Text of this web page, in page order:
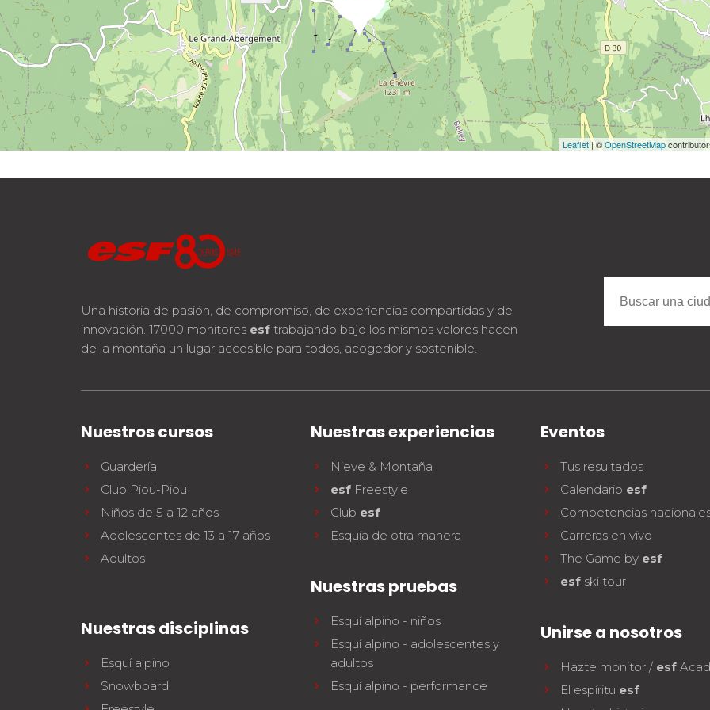
Leaflet| ©OpenStreetMap
Una historia de pasión, de compromiso, de experiencias compartidas y de
innovación. 17000 monitores esf trabajando bajo los mismos valores hacen
de la montaña un lugar accesible para todos, acogedor y sostenible.
Nuestros cursos
Guardería
Club Piou-Piou
Niños de 5 a 12 años
Adolescentes de 13 a 17 años
Adultos
Nuestras disciplinas
Esquí alpino
Snowboard
Nuestras experiencias
Nieve & Montaña
esf Freestyle
Club esf
Esquía de otra manera
Nuestras pruebas
Esquí alpino - niños
Esquí alpino - adolescentes y
adultos
Esquí alpino - performance
Eventos
Tus resultados
Calendario esf
Competencias
Carreras en vivo
The Game by esf
esf ski tour
Unirse a nosotros
Hazte monitor / esf
El espíritu esf